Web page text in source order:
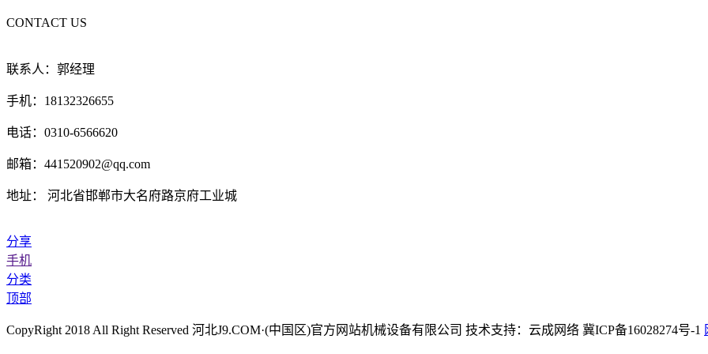
CONTACT US
联系人：郭经理
手机：18132326655
电话：0310-6566620
邮箱：441520902@qq.com
地址： 河北省邯郸市大名府路京府工业城
分享
手机
分类
顶部
CopyRight 2018 All Right Reserved 河北J9.COM·(中国区)官方网站机械设备有限公司 技术支持：云成网络 冀ICP备16028274号-1